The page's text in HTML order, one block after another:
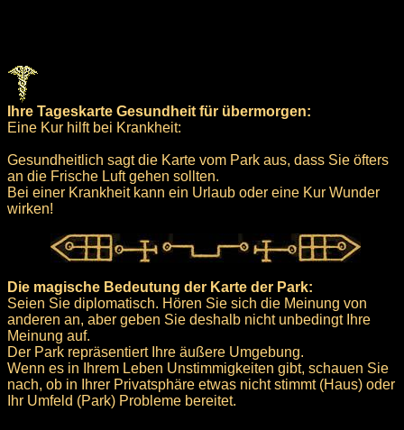
Ihre Tageskarte Gesundheit für übermorgen:
Eine Kur hilft bei Krankheit:
Gesundheitlich sagt die Karte vom Park aus, dass Sie öfters
an die Frische Luft gehen sollten.
Bei einer Krankheit kann ein Urlaub oder eine Kur Wunder
wirken!
Die magische Bedeutung der Karte der Park:
Seien Sie diplomatisch. Hören Sie sich die Meinung von
anderen an, aber geben Sie deshalb nicht unbedingt Ihre
Meinung auf.
Der Park repräsentiert Ihre äußere Umgebung.
Wenn es in Ihrem Leben Unstimmigkeiten gibt, schauen Sie
nach, ob in Ihrer Privatsphäre etwas nicht stimmt (Haus) oder
Ihr Umfeld (Park) Probleme bereitet.